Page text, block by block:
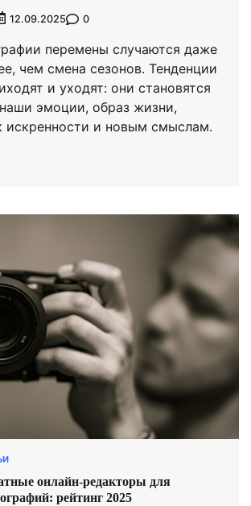
12.09.2025 0
перемены случаются даже
чем смена сезонов. Тенденции
и уходят: они становятся
эмоции, образ жизни,
искренности и новым смыслам.
онлайн-редакторы для
рейтинг 2025